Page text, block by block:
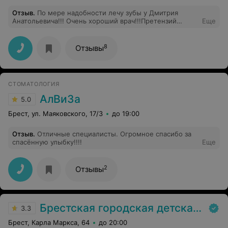
Отзыв. По мере надобности лечу зубы у Дмитрия
Анатольевича!!! Очень хороший врач!!!Претензий
Еще
Отзывы8
СТОМАТОЛОГИЯ
5.0 АлВиЗа
Брест, ул. Маяковского, 17/3 до 19:00
Отзыв. Отличные специалисты. Огромное спасибо за
спасённую улыбку!!!!
Еще
Отзывы2
3.3 Брестская городская детская стоматологическая поликлиника
Брест, Карла Маркса, 64 до 20:00